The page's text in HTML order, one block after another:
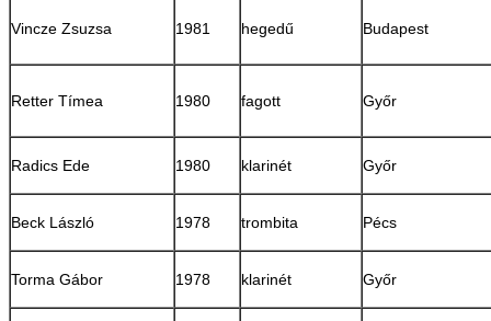
Vincze Zsuzsa 1981 hegedű Budapest
Retter Tímea 1980 fagott Győr
Radics Ede 1980 klarinét Győr
Beck László 1978 trombita Pécs
Torma Gábor 1978 klarinét Győr